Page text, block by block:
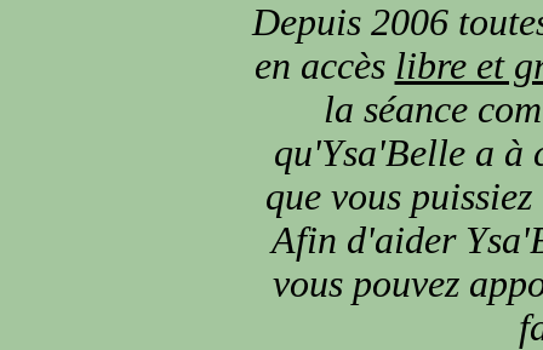
Depuis 2006
en accès libre et
la séance
qu'Ysa'Belle a à
que vous
Afin d'aider
vous pouvez